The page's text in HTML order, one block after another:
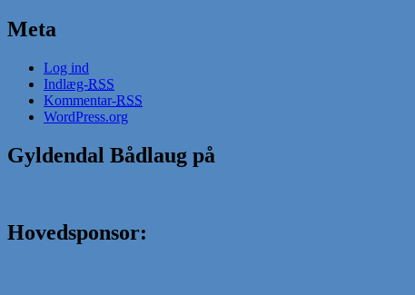
Meta
Log ind
Indlæg-RSS
Kommentar-RSS
WordPress.org
Gyldendal Bådlaug på
Hovedsponsor: